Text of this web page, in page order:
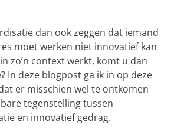
dan ook zeggen dat iemand
moet werken niet innovatief kan
zo’n context werkt, komt u dan
In deze blogpost ga ik in op deze
er misschien wel te ontkomen
tegenstelling tussen
en innovatief gedrag.